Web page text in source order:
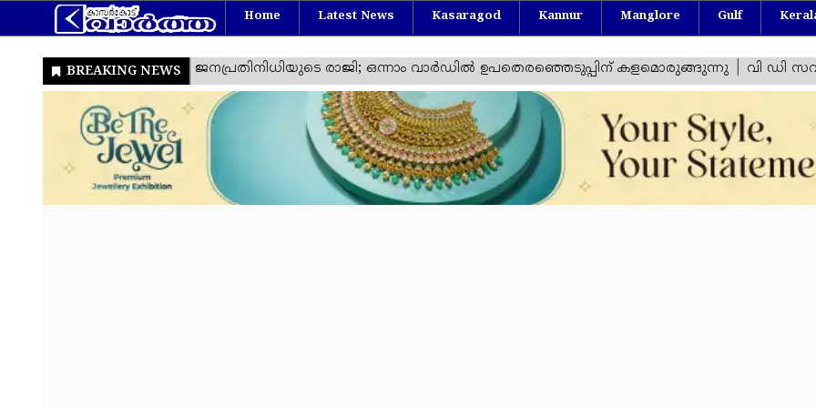
Home Latest News Kasaragod Kannur Manglore Gulf